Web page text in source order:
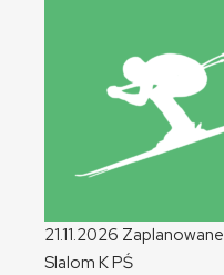
21.11.2026 Zaplanowane
Slalom KPŚ